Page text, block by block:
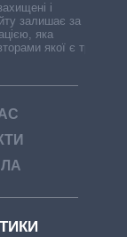
і
залишає за
яка
якої є треті